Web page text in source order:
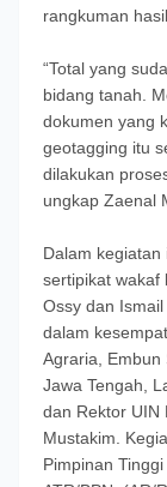
rangkuman
“Total yang
bidang tanah.
dokumen yang
geotagging itu
dilakukan
ungkap Zaenal
Dalam
sertipikat wakaf
Ossy dan
dalam
Agraria, Embun
Jawa Tengah,
dan Rektor UIN
Mustakim.
Pimpinan